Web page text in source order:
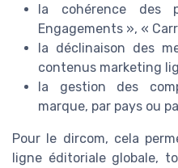
la cohérence
Engagements », «
la déclinaison des
contenus marketing
la gestion des
marque, par pays ou
Pour le dircom, cela
ligne éditoriale globale,